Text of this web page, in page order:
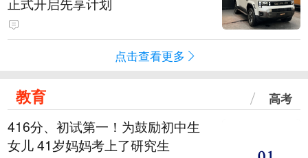
点击查看更多
教育 高考
416分、初试第一！为鼓励初中生
女儿 41岁妈妈考上了研究生